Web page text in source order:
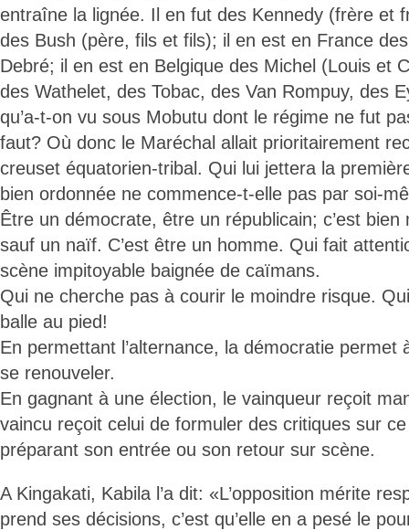
entraîne la lignée. Il en fut des Kennedy (frère et
des Bush (père, fils et fils); il en est en France
Debré; il en est en Belgique des Michel (Louis et
des Wathelet, des Tobac, des Van Rompuy, des
qu’a-t-on vu sous Mobutu dont le régime ne fut
faut? Où donc le Maréchal allait prioritairement
creuset équatorien-tribal. Qui lui jettera la
bien ordonnée ne commence-t-elle pas par soi-
Être un démocrate, être un républicain; c’est bien
sauf un naïf. C’est être un homme. Qui fait
scène impitoyable baignée de caïmans.
Qui ne cherche pas à courir le moindre risque.
balle au pied!
En permettant l’alternance, la démocratie permet
se renouveler.
En gagnant à une élection, le vainqueur reçoit
vaincu reçoit celui de formuler des critiques sur
préparant son entrée ou son retour sur scène.
A Kingakati, Kabila l’a dit: «L’opposition mérite
prend ses décisions, c’est qu’elle en a pesé le